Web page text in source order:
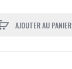
AJOUTER AU PANIER